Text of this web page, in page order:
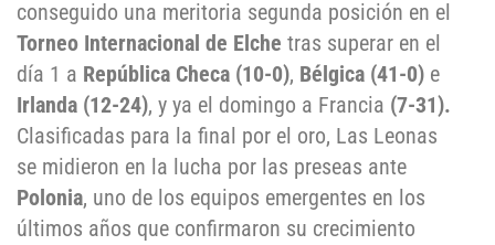
conseguido una meritoria segunda posición en el
Torneo Internacional de Elche tras superar en el
día 1 a República Checa (10-0), Bélgica (41-0) e
Irlanda (12-24), y ya el domingo a Francia (7-31).
Clasificadas para la final por el oro, Las Leonas
se midieron en la lucha por las preseas ante
Polonia, uno de los equipos emergentes en los
últimos años que confirmaron su crecimiento